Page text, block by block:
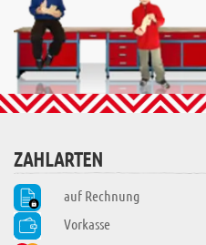
ZAHLARTEN
auf Rechnung
Vorkasse